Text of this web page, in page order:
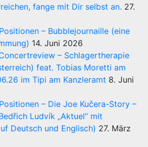
fange mit Dir selbst an. 27.
– Bubblejournaille (eine
14. Juni 2026
– Schlagertherapie
feat. Tobias Moretti am
im Tipi am Kanzleramt 8. Juni
– Die Joe Kučera-Story –
Ludvík „Aktuel“ mit
Deutsch und Englisch) 27. März